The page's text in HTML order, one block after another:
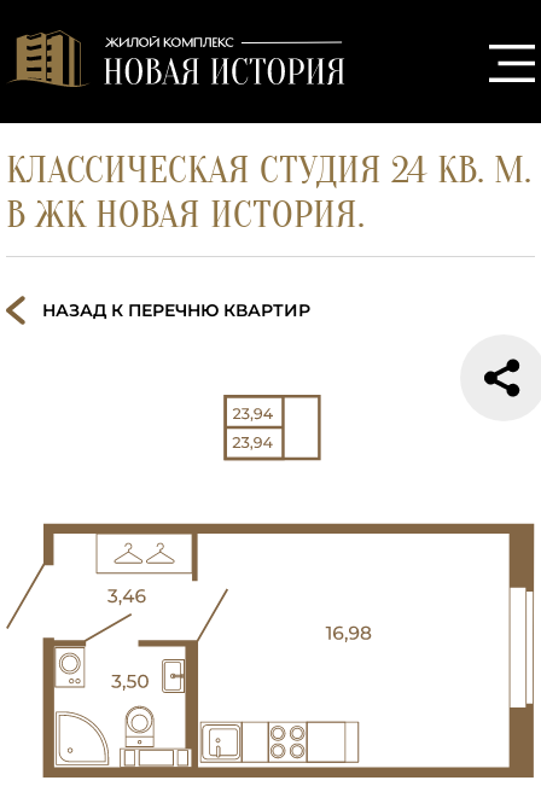
КЛАССИЧЕСКАЯ СТУДИЯ 24 КВ. М.
В ЖК НОВАЯ ИСТОРИЯ.
НАЗАД К ПЕРЕЧНЮ КВАРТИР